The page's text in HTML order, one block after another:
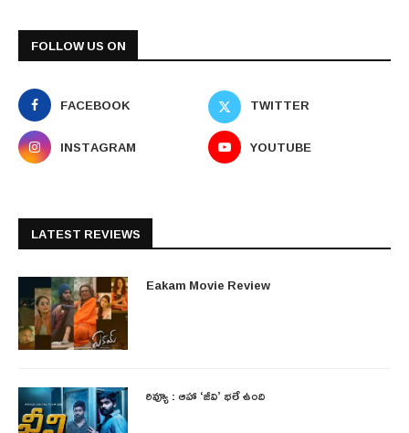
FOLLOW US ON
FACEBOOK
TWITTER
INSTAGRAM
YOUTUBE
LATEST REVIEWS
Eakam Movie Review
రివ్యూ : ఆహా ‘జీవి’ భలే ఉంది